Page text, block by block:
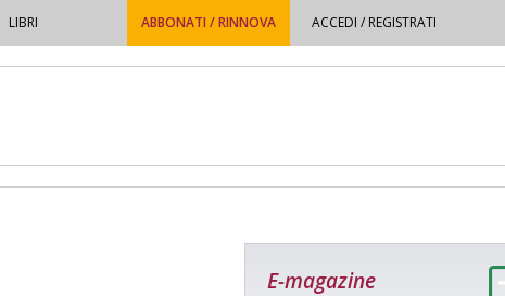
LIBRI ABBONATI / RINNOVA ACCEDI / REGISTRATI
E-magazine